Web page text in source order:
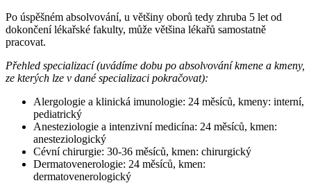
Po úspěšném absolvování, u většiny oborů tedy zhruba 5 let od
dokončení lékařské fakulty, může většina lékařů samostatně
pracovat.
Přehled specializací (uvádíme dobu po absolvování kmene a kmeny,
ze kterých lze v dané specializaci pokračovat):
Alergologie a klinická imunologie: 24 měsíců, kmeny: interní,
pediatrický
Anesteziologie a intenzivní medicína: 24 měsíců, kmen:
anesteziologický
Cévní chirurgie: 30-36 měsíců, kmen: chirurgický
Dermatovenerologie: 24 měsíců, kmen:
dermatovenerologický